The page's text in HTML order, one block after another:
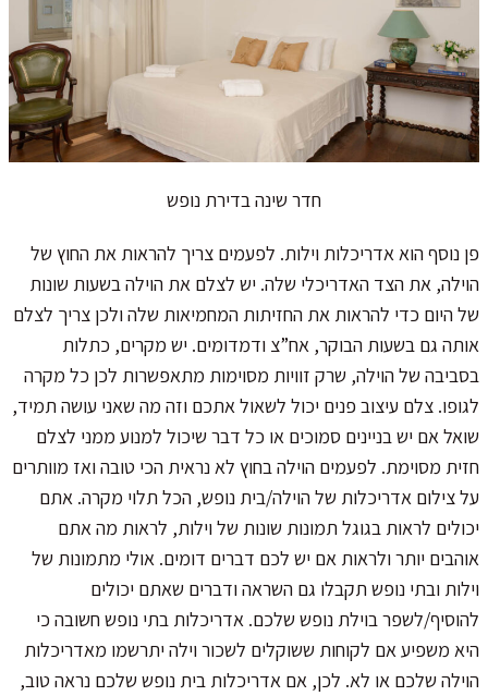
חדר שינה בדירת נופש
פן נוסף הוא אדריכלות וילות. לפעמים צריך להראות את החוץ של
הוילה, את הצד האדריכלי שלה. יש לצלם את הוילה בשעות שונות
של היום כדי להראות את החזיתות המחמיאות שלה ולכן צריך לצלם
אותה גם בשעות הבוקר, אח”צ ודמדומים. יש מקרים, כתלות
בסביבה של הוילה, שרק זוויות מסוימות מתאפשרות לכן כל מקרה
לגופו. צלם עיצוב פנים יכול לשאול אתכם וזה מה שאני עושה תמיד,
שואל אם יש בניינים סמוכים או כל דבר שיכול למנוע ממני לצלם
חזית מסוימת. לפעמים הוילה בחוץ לא נראית הכי טובה ואז מוותרים
על צילום אדריכלות של הוילה/בית נופש, הכל תלוי מקרה. אתם
יכולים לראות בגוגל תמונות שונות של וילות, לראות מה אתם
אוהבים יותר ולראות אם יש לכם דברים דומים. אולי מתמונות של
וילות ובתי נופש תקבלו גם השראה ודברים שאתם יכולים
להוסיף/לשפר בוילת נופש שלכם. אדריכלות בתי נופש חשובה כי
היא משפיע אם לקוחות ששוקלים לשכור וילה יתרשמו מאדריכלות
הוילה שלכם או לא. לכן, אם אדריכלות בית נופש שלכם נראה טוב,